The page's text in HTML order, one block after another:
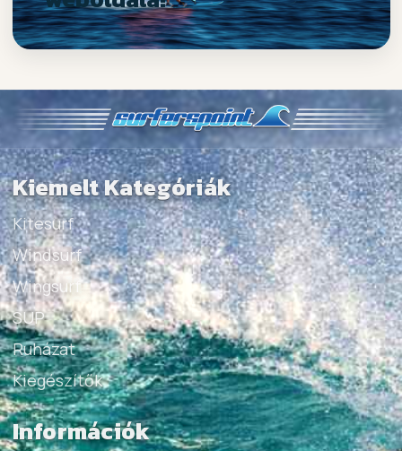
Kiemelt Kategóriák
Kitesurf
Windsurf
Wingsurf
SUP
Ruházat
Kiegészítők
Információk